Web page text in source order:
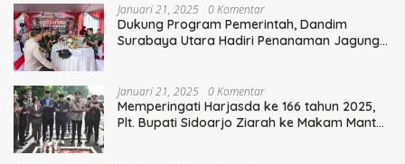
Januari 21, 2025 0 Komentar
Dukung Program Pemerintah, Dandim
Surabaya Utara Hadiri Penanaman Jagung
Januari 21, 2025 0 Komentar
Memperingati Harjasda ke 166 tahun 2025,
Plt. Bupati Sidoarjo Ziarah ke Makam Mantan